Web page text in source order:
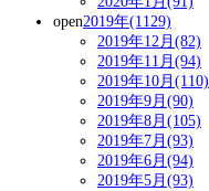
open2019年(1129)
2019年12月(82)
2019年11月(94)
2019年10月(110)
2019年9月(90)
2019年8月(105)
2019年7月(93)
2019年6月(94)
2019年5月(93)